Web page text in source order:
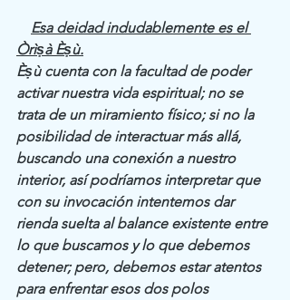
Esa deidad indudablemente es el
Òrìṣà Èṣù.
Èṣù cuenta con la facultad de poder
activar nuestra vida espiritual; no se
trata de un miramiento físico; si no la
posibilidad de interactuar más allá,
buscando una conexión a nuestro
interior, así podríamos interpretar que
con su invocación intentemos dar
rienda suelta al balance existente entre
lo que buscamos y lo que debemos
detener; pero, debemos estar atentos
para enfrentar esos dos polos